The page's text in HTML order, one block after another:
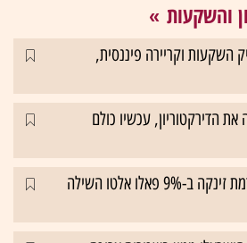
והשקעות
תיק השקעות וקריירה פיננסית,
הדירקטוריון, עכשיו כולם
נעילה חיובית בת"א; אורמת זינקה ב-9% פאלו אלטו השילה